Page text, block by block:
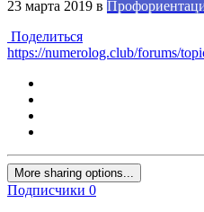
23 марта 2019 в
Поделиться
https://numerolog.club/forums/
More sharing options...
Подписчики 0